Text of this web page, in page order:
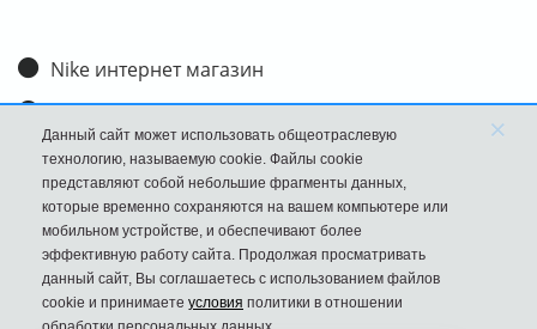
Nike интернет магазин
Доставка и оплата
Обмен и возврат
Размеры
FAQ
Новости
Данный сайт может использовать общеотраслевую
технологию, называемую cookie. Файлы cookie
представляют собой небольшие фрагменты данных,
которые временно сохраняются на вашем компьютере или
мобильном устройстве, и обеспечивают более
эффективную работу сайта. Продолжая просматривать
данный сайт, Вы соглашаетесь с использованием файлов
cookie и принимаете условия политики в отношении
×